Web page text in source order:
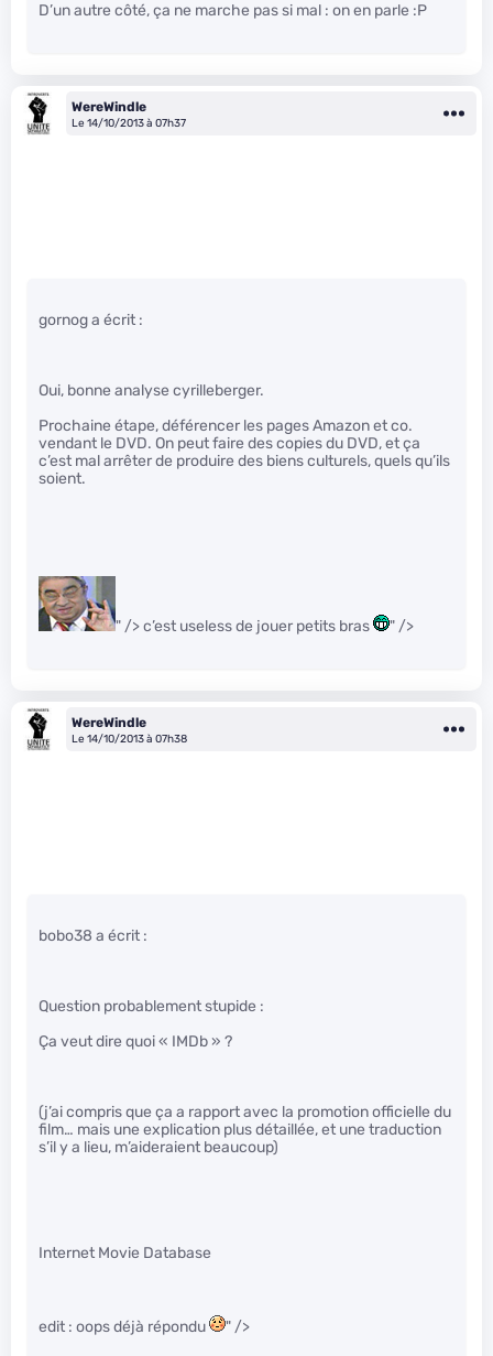
D’un autre côté, ça ne marche pas si mal : on en parle :P
WereWindle
Le 14/10/2013 à 07h37
gornog a écrit :
Oui, bonne analyse cyrilleberger.
Prochaine étape, déférencer les pages Amazon et co.
vendant le DVD. On peut faire des copies du DVD, et ça
c’est mal arrêter de produire des biens culturels, quels qu’ils
soient.
" /> c’est useless de jouer petits bras " />
WereWindle
Le 14/10/2013 à 07h38
bobo38 a écrit :
Question probablement stupide :
Ça veut dire quoi « IMDb » ?
(j’ai compris que ça a rapport avec la promotion officielle du
film… mais une explication plus détaillée, et une traduction
s’il y a lieu, m’aideraient beaucoup)
Internet Movie Database
edit : oops déjà répondu " />